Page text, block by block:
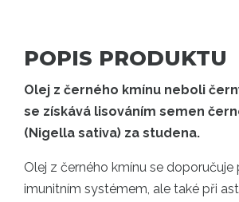
POPIS PRODUKTU
Olej z černého kmínu neboli
se získává lisováním semen
(Nigella sativa) za studena.
Olej z černého kmínu se doporučuje
imunitním systémem, ale také při